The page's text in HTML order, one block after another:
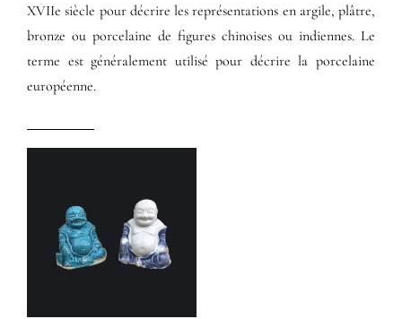
XVIIe siècle pour décrire les représentations en argile, plâtre,
bronze ou porcelaine de figures chinoises ou indiennes. Le
terme est généralement utilisé pour décrire la porcelaine
européenne.